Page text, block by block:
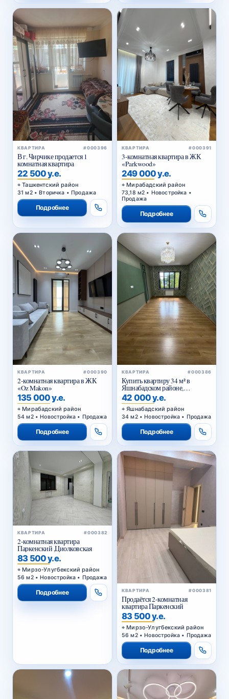
КВАРТИРА #000396
В г. Чирчике продается 1
комнатная квартира
22 500 у.е.
Ташкентский район
31 м2 • Вторичка • Продажа
Подробнее
КВАРТИРА #000391
3-комнатная квартира в ЖК
«Parkwood»
249 000 у.е.
Мирабадский район
73,18 м2 • Новостройка •
Продажа
Подробнее
КВАРТИРА #000390
2-комнатная квартира в ЖК
«Oz Makon»
135 000 у.е.
Мирабадский район
54 м2 • Новостройка • Продажа
Подробнее
КВАРТИРА #000386
Купить квартиру 34 м² в
Яшнабадском районе,
Асалобод-2 — кирпичный дом,
подходит под офис
42 000 у.е.
Яшнабадский район
34 м2 • Новостройка • Продажа
Подробнее
КВАРТИРА #000382
2-комнатная квартира
Паркенский ,Циолковская
83 500 у.е.
Мирзо-Улугбекский район
56 м2 • Новостройка • Продажа
Подробнее КВАРТИРА #000381
Продаётся 2-комнатная
квартира Паркенский
83 500 у.е.
Мирзо-Улугбекский район
56 м2 • Новостройка • Продажа
Подробнее